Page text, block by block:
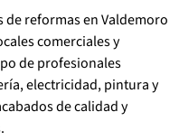
de reformas en Valdemoro
comerciales y
de profesionales
electricidad, pintura y
de calidad y